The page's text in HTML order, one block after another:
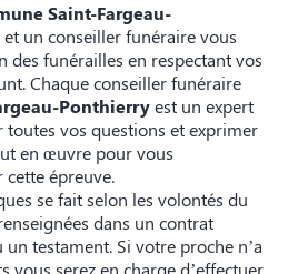
Saint-Fargeau-
un conseiller funéraire vous
des funérailles en respectant vos
Chaque conseiller funéraire
Ponthierryest un expert
vos questions et exprimer
en œuvre pour vous
cette épreuve.
se fait selon les volontés du
dans un contrat
testament. Si votre proche n’a
vous serez en charge d’effectuer